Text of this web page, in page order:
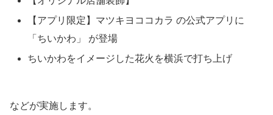
【アプリ限定】マツキヨココカラ の公式アプリに
「ちいかわ」 が登場
ちいかわをイメージした花火を横浜で打ち上げ
などが実施します。